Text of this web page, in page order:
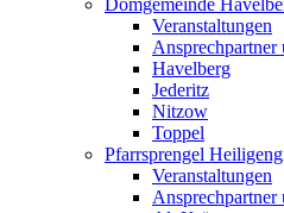
Domgemeinde
Veranstaltungen
Ansprechpartner
Havelberg
Jederitz
Nitzow
Toppel
Pfarrsprengel
Veranstaltungen
Ansprechpartner